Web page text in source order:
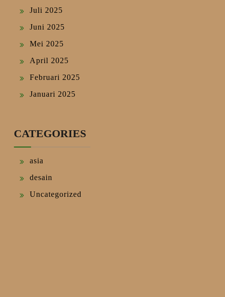
Juli 2025
Juni 2025
Mei 2025
April 2025
Februari 2025
Januari 2025
CATEGORIES
asia
desain
Uncategorized